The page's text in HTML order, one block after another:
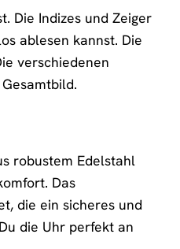
Die Indizes und Zeiger
ablesen kannst. Die
verschiedenen
robustem Edelstahl
Das
die ein sicheres und
die Uhr perfekt an